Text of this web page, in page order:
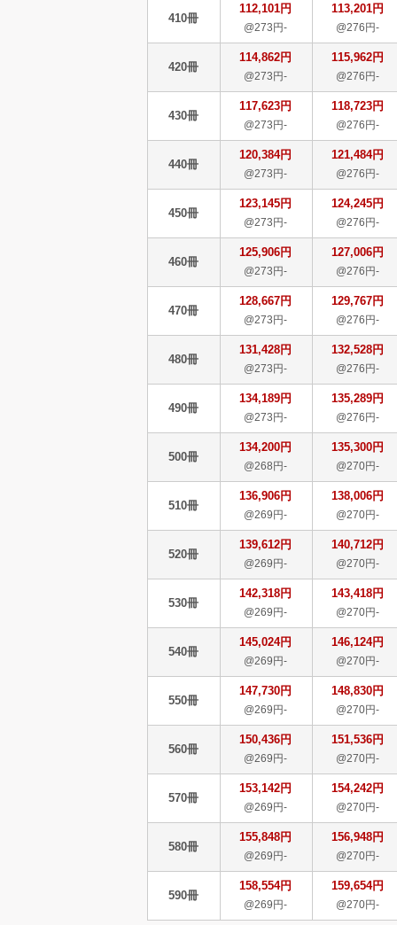
410冊
112,101円
@273円-
113,201円
@276円-
420冊
114,862円
@273円-
115,962円
@276円-
430冊
117,623円
@273円-
118,723円
@276円-
440冊
120,384円
@273円-
121,484円
@276円-
450冊
123,145円
@273円-
124,245円
@276円-
460冊
125,906円
@273円-
127,006円
@276円-
470冊
128,667円
@273円-
129,767円
@276円-
480冊
131,428円
@273円-
132,528円
@276円-
490冊
134,189円
@273円-
135,289円
@276円-
500冊
134,200円
@268円-
135,300円
@270円-
510冊
136,906円
@269円-
138,006円
@270円-
520冊
139,612円
@269円-
140,712円
@270円-
530冊
142,318円
@269円-
143,418円
@270円-
540冊
145,024円
@269円-
146,124円
@270円-
550冊
147,730円
@269円-
148,830円
@270円-
560冊
150,436円
@269円-
151,536円
@270円-
570冊
153,142円
@269円-
154,242円
@270円-
580冊
155,848円
@269円-
156,948円
@270円-
590冊
158,554円
@269円-
159,654円
@270円-